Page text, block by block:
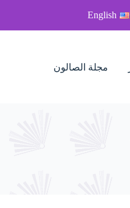
English
مجلة الصالون